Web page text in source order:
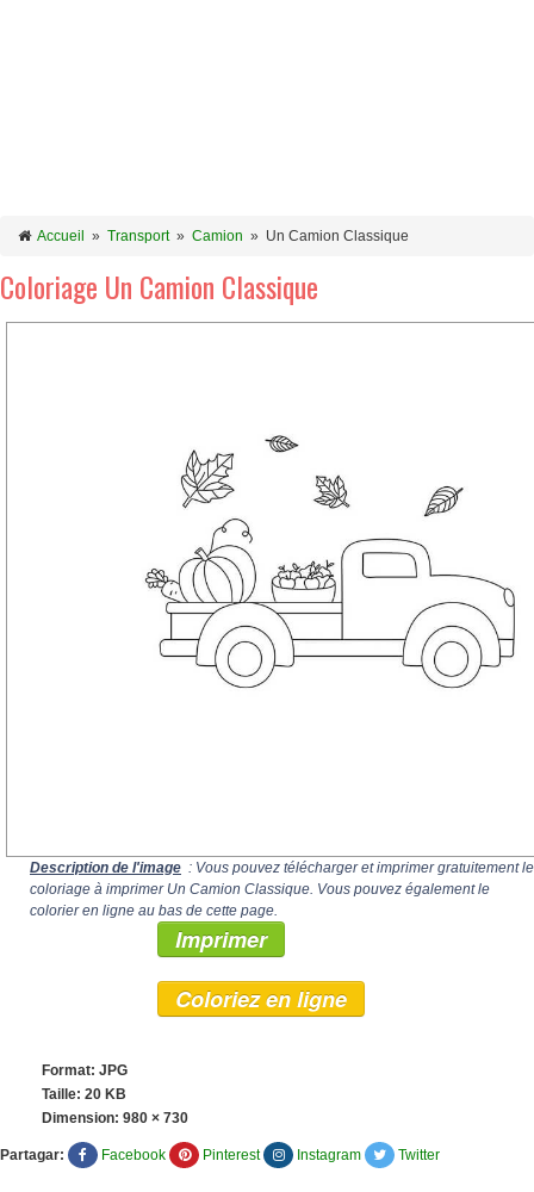
Accueil » Transport» Camion » Un Camion Classique
Coloriage Un Camion Classique
Description de l'image : Vous pouvez télécharger et imprimer gratuitement le
coloriage à imprimer Un Camion Classique. Vous pouvez également le
colorier en ligne au bas de cette page.
Imprimer
Coloriez en ligne
Format: JPG
Taille: 20 KB
Dimension: 980 × 730
Partagar: Facebook Pinterest Instagram Twitter